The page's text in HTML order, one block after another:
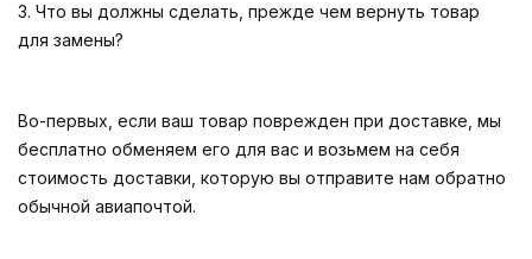
3. Что вы должны сделать, прежде чем вернуть товар
для замены?
Во-первых, если ваш товар поврежден при доставке, мы
бесплатно обменяем его для вас и возьмем на себя
стоимость доставки, которую вы отправите нам обратно
обычной авиапочтой.